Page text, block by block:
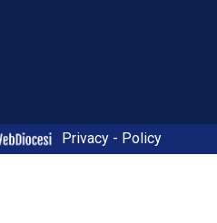
Privacy - Policy